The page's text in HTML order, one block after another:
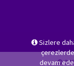
Sizlere
devam©